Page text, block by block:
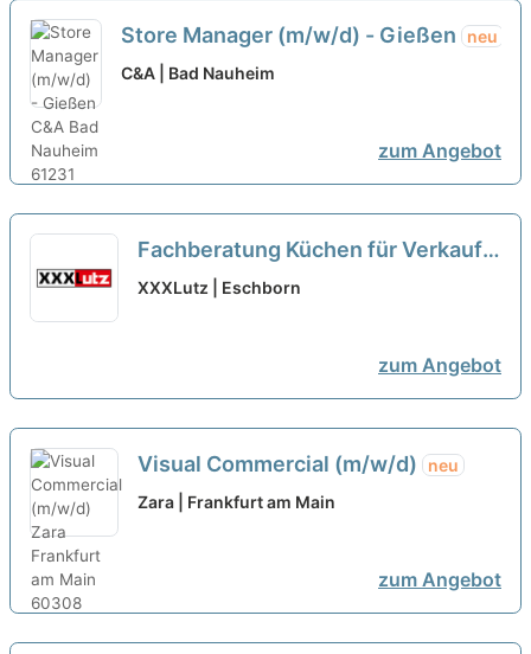
Store Manager (m/w/d) - Gießen
neu
C&A | Bad Nauheim
zum Angebot
Fachberatung Küchen für Verkauf /
Einrichtungsberatung (m/w/d)
XXXLutz | Eschborn
zum Angebot
Visual Commercial (m/w/d)
neu
Zara | Frankfurt am Main
zum Angebot